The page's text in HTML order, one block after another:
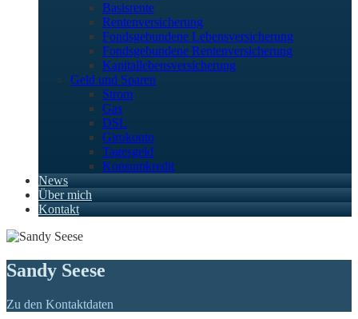
Basisrente
Rentenversicherung
Fondsgebundene Lebensversicherung
Fondsgebundene Rentenversicherung
Kapitallebensversicherung
Geld und Sparen
Strom
Gas
DSL
Girokonto
Tagesgeld
Konsumkredit
News
Über mich
Kontakt
Sandy Seese
Zu den Kontaktdaten